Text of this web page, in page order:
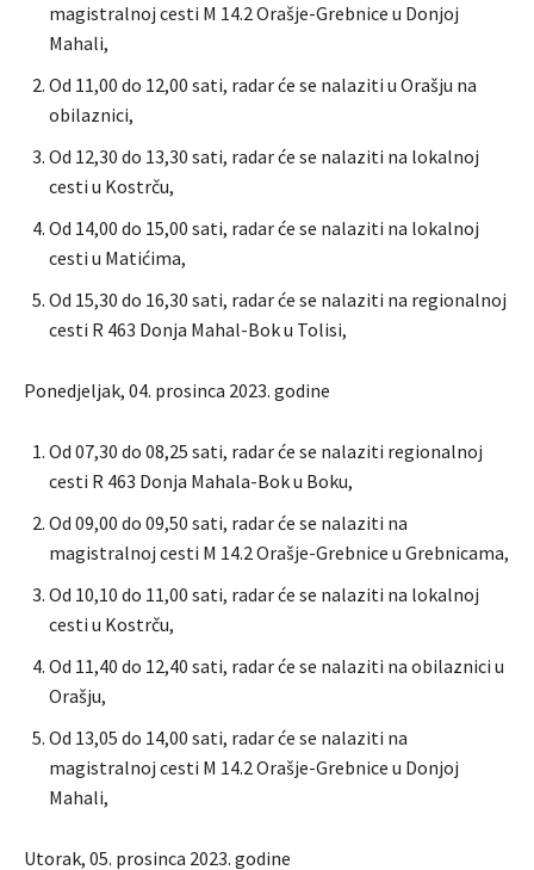
magistralnoj cesti M 14.2 Orašje-Grebnice u Donjoj
Mahali,
Od 11,00 do 12,00 sati, radar će se nalaziti u Orašju na
obilaznici,
Od 12,30 do 13,30 sati, radar će se nalaziti na lokalnoj
cesti u Kostrču,
Od 14,00 do 15,00 sati, radar će se nalaziti na lokalnoj
cesti u Matićima,
Od 15,30 do 16,30 sati, radar će se nalaziti na regionalnoj
cesti R 463 Donja Mahal-Bok u Tolisi,
Ponedjeljak, 04. prosinca 2023. godine
Od 07,30 do 08,25 sati, radar će se nalaziti regionalnoj
cesti R 463 Donja Mahala-Bok u Boku,
Od 09,00 do 09,50 sati, radar će se nalaziti na
magistralnoj cesti M 14.2 Orašje-Grebnice u Grebnicama,
Od 10,10 do 11,00 sati, radar će se nalaziti na lokalnoj
cesti u Kostrču,
Od 11,40 do 12,40 sati, radar će se nalaziti na obilaznici u
Orašju,
Od 13,05 do 14,00 sati, radar će se nalaziti na
magistralnoj cesti M 14.2 Orašje-Grebnice u Donjoj
Mahali,
Utorak, 05. prosinca 2023. godine